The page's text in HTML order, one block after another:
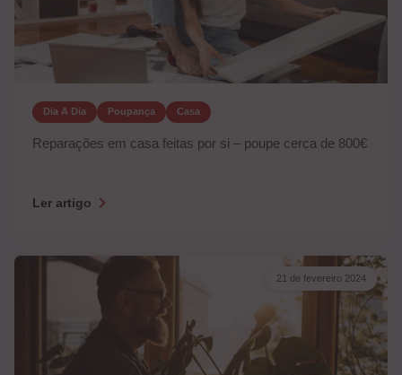
Dia A Dia Poupança Casa
Reparações em casa feitas por si – poupe cerca de 800€
Ler artigo
21 de fevereiro 2024